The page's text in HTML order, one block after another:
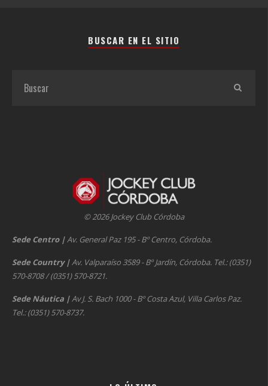
BUSCAR EN EL SITIO
© 2026 Jockey Club Córdoba
Sede Centro |Av. General Paz 195 - Bº Centro, Córdoba.
Sede Country |Av. Valparaíso 3589 - Bº Jardín, Córdoba. Tel.: (0351)
570-8708 / (0351) 570-8721.
Sede Náutica |Av J. S. Bach 1000 - Bº Costa Azul, Villa Carlos Paz.
Tel.: (0351) 570-8737.